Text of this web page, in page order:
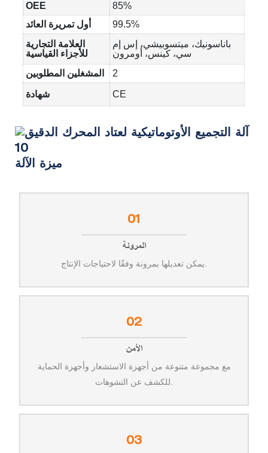
OEE
85%
أول تمريرة العائد
99.5%
العلامة التجارية
للأجزاء القياسية
باناسونيك، ميتسوبيشي، إس إم
سي، كينس، أومرون
المشغلين المطلوبين
2
شهادة CE
ميزة الآلة
01
المرونة
يمكن تعديلها بمرونة وفقًا لاحتياجات الإنتاج.
02
الأمن
مع مجموعة متنوعة من أجهزة الاستشعار وأجهزة الحماية
للكشف عن التشوهات.
03